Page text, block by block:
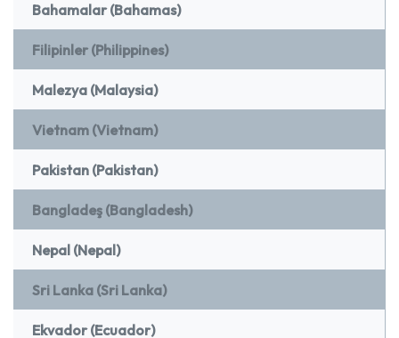
Bahamalar (Bahamas)
Filipinler (Philippines)
Malezya (Malaysia)
Vietnam (Vietnam)
Pakistan (Pakistan)
Bangladeş (Bangladesh)
Nepal (Nepal)
Sri Lanka (Sri Lanka)
Ekvador (Ecuador)